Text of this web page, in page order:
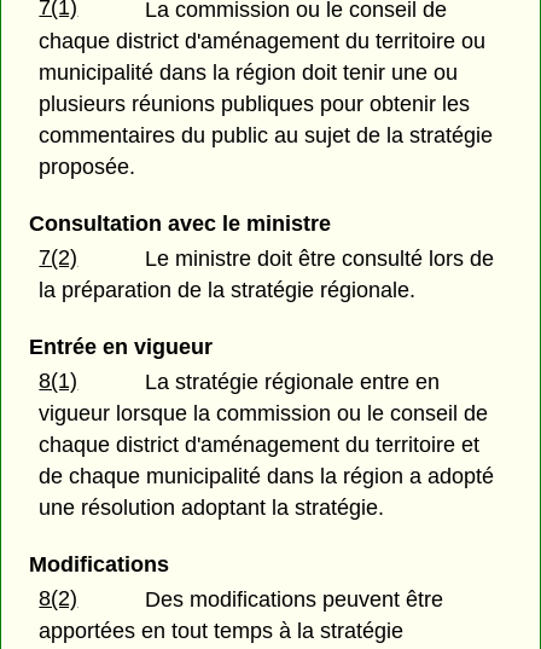
7(1)
La commission ou le conseil de
chaque district d'aménagement du territoire ou
municipalité dans la région doit tenir une ou
plusieurs réunions publiques pour obtenir les
commentaires du public au sujet de la stratégie
proposée.
Consultation avec le ministre
7(2)
Le ministre doit être consulté lors de
la préparation de la stratégie régionale.
Entrée en vigueur
8(1)
La stratégie régionale entre en
vigueur lorsque la commission ou le conseil de
chaque district d'aménagement du territoire et
de chaque municipalité dans la région a adopté
une résolution adoptant la stratégie.
Modifications
8(2)
Des modifications peuvent être
apportées en tout temps à la stratégie